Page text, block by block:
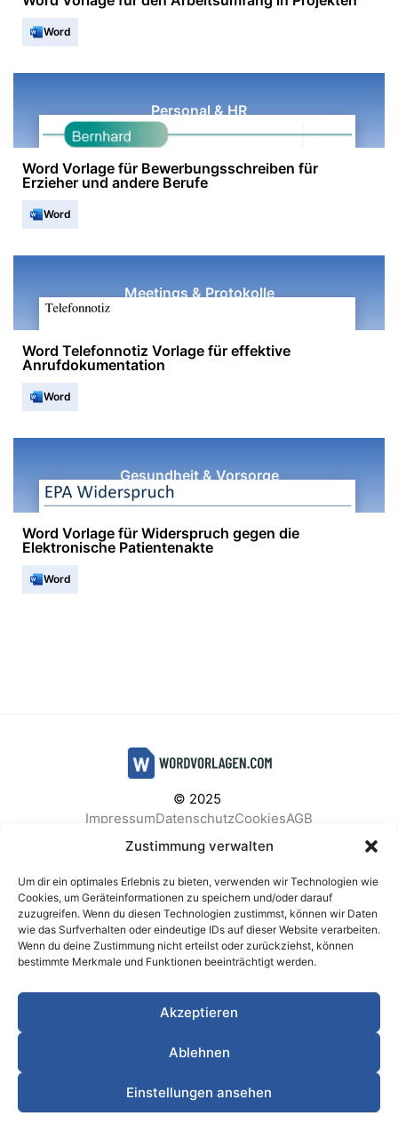
Zustimmung verwalten
Um dir ein optimales Erlebnis zu bieten, verwenden wir Technologien wie
Cookies, um Geräteinformationen zu speichern und/oder darauf
zuzugreifen. Wenn du diesen Technologien zustimmst, können wir Daten
wie das Surfverhalten oder eindeutige IDs auf dieser Website verarbeiten.
Wenn du deine Zustimmung nicht erteilst oder zurückziehst, können
bestimmte Merkmale und Funktionen beeinträchtigt werden.
Akzeptieren
Ablehnen
Einstellungen ansehen
Word
Personal & HR
Word Vorlage für Bewerbungsschreiben für
Erzieher und andere Berufe
Word
Meetings & Protokolle
Word Telefonnotiz Vorlage für effektive
Anrufdokumentation
Word
Gesundheit & Vorsorge
Word Vorlage für Widerspruch gegen die
Elektronische Patientenakte
Word
© 2025
ImpressumDatenschutzCookiesAGB
Facebook
Instagram
BELIEBTE KATEGORIEN
Berichte & Analysen Business
Einkauf & Beschaffung
Gesundheit & Vorsorge
Meetings & Protokolle
Personal & HR
Planung & Strategie
Privat
Produktion & Logistik Projektmanagement